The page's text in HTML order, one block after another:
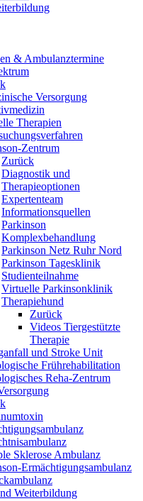
& Ambulanztermine
Versorgung
Therapien
Zentrum
Zurück
Diagnostik und
Therapieoptionen
Expertenteam
Informationsquellen
Parkinson
Komplexbehandlung
Parkinson Netz Ruhr Nord
Parkinson Tagesklinik
Studienteilnahme
Virtuelle Parkinsonklinik
Therapiehund
Zurück
Videos Tiergestützte
Therapie
und Stroke Unit
Frührehabilitation
Reha-Zentrum
Sklerose Ambulanz
Ermächtigungsambulanz
Weiterbildung